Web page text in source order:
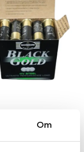
Om
28/8 BLACK
kal12 US8 28g